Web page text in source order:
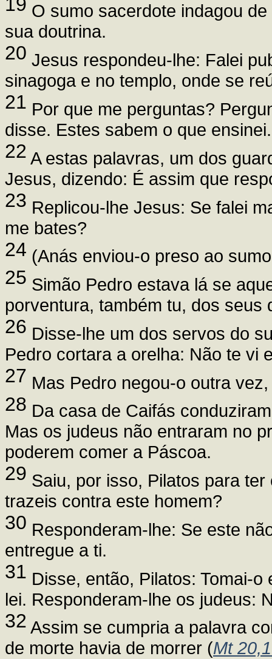
O sumo sacerdote indagou
sua doutrina.
20 Jesus respondeu-lhe: Falei
sinagoga e no templo, onde se
21 Por que me perguntas?
disse. Estes sabem o que ensinei.
22 A estas palavras, um dos
Jesus, dizendo: É assim que
23 Replicou-lhe Jesus: Se falei
me bates?
24 (Anás enviou-o preso ao
25 Simão Pedro estava lá se
porventura, também tu, dos
26 Disse-lhe um dos servos do
Pedro cortara a orelha: Não te vi
27 Mas Pedro negou-o outra
28 Da casa de Caifás
Mas os judeus não entraram no
poderem comer a Páscoa.
29 Saiu, por isso, Pilatos para
trazeis contra este homem?
30 Responderam-lhe: Se este
entregue a ti.
31 Disse, então, Pilatos: Tomai-
lei. Responderam-lhe os judeus:
32 Assim se cumpria a palavra
de morte havia de morrer (Mt